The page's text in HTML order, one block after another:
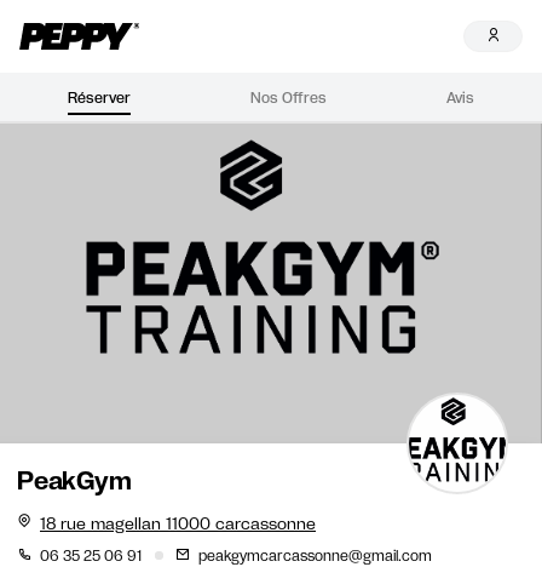
Réserver Nos Offres Avis
PeakGym
18 rue magellan 11000 carcassonne
06 35 25 06 91 peakgymcarcassonne@gmail.com